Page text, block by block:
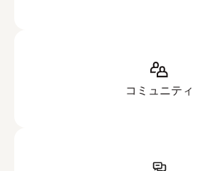
コミュニティ